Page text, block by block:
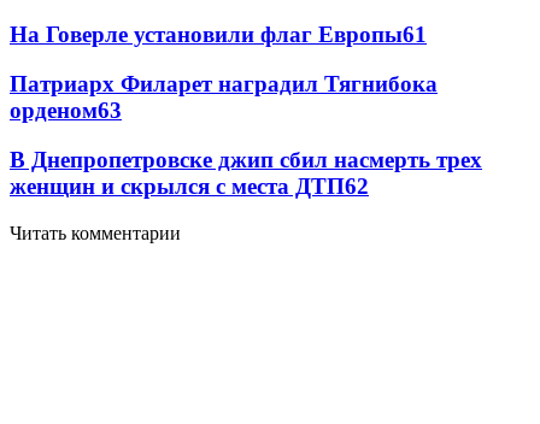
На Говерле установили флаг Европы61
Патриарх Филарет наградил Тягнибока
орденом63
В Днепропетровске джип сбил насмерть трех
женщин и скрылся с места ДТП62
Читать комментарии